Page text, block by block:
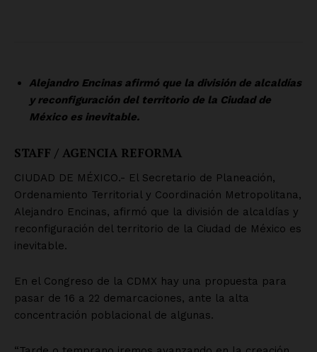
Empresa
Nosotros
Política de privacidad
Políticas del Sitio
Información Propietaria / Financiación
Mi cuenta